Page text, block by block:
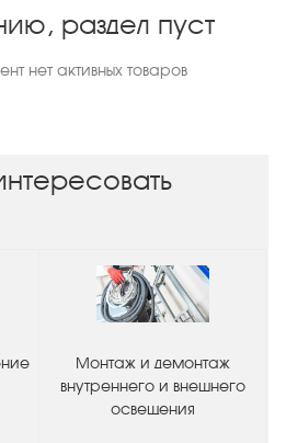
раздел пуст
нет активных товаров
Монтаж и демонтаж
внутреннего и внешнего
освещения